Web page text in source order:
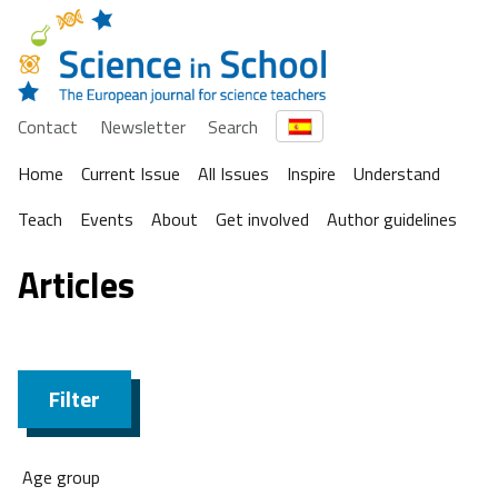
Contact Newsletter
Search
Home
Current Issue All Issues Inspire
Understand
Teach
Events About Get involved Author guidelines
Articles
Filter
Age group